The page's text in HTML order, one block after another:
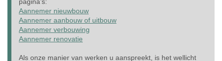
Aannemer nieuwbouw
Aannemer aanbouw of uitbouw
Aannemer verbouwing
Aannemer renovatie
Als onze manier van werken u aanspreekt, is het wellicht